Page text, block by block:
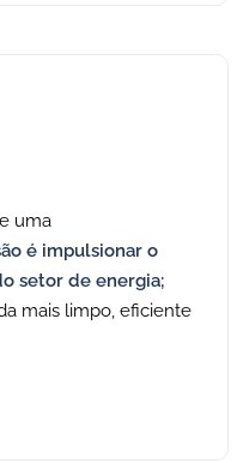
uma
é impulsionar o
setor de energia;
mais limpo, eficiente